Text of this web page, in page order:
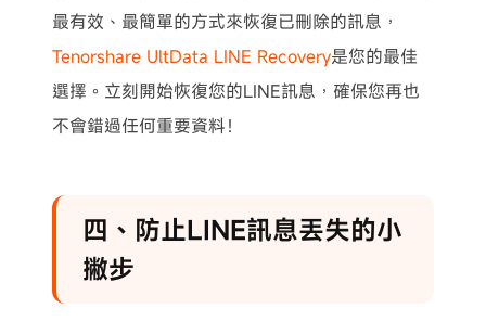
最有效、最簡單的方式來恢復已刪除的訊息，
Tenorshare UltData LINE Recovery是您的最佳
選擇。立刻開始恢復您的LINE訊息，確保您再也
不會錯過任何重要資料！
四、防止LINE訊息丟失的小
撇步